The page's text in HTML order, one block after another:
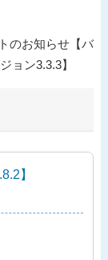
のお知らせ【バ
ョン3.3.3】
】